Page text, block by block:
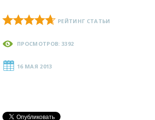
РЕЙТИНГ СТАТЬИ
ПРОСМОТРОВ: 3392
16 МАЯ 2013